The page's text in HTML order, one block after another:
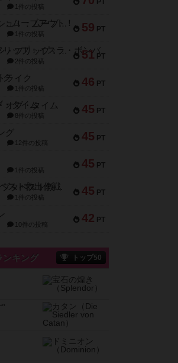
PT
1件の投稿
59 PT
アンブッシュ！：ムーブアウト！
1件の投稿
51 PT
キャプテン・フリップ：イスラ・ボンバ
2件の投稿
46 PT
ライク
1件の投稿
45 PT
オブ・タイム
8件の投稿
45 PT
グ
12件の投稿
45 PT
1件の投稿
45 PT
Bitter End ブタペスト救出作戦
1件の投稿
42 PT
10件の投稿
ンキング トップ50